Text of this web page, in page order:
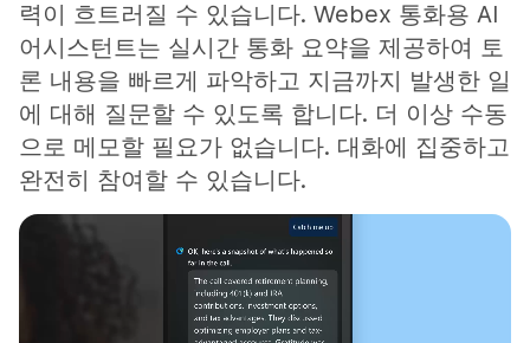
력이 흐트러질 수 있습니다. Webex 통화용 AI
어시스턴트는 실시간 통화 요약을 제공하여 토
론 내용을 빠르게 파악하고 지금까지 발생한 일
에 대해 질문할 수 있도록 합니다. 더 이상 수동
으로 메모할 필요가 없습니다. 대화에 집중하고
완전히 참여할 수 있습니다.